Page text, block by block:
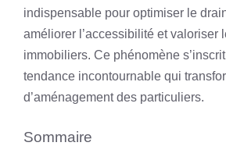
indispensable pour optimiser le
améliorer l’accessibilité et valoriser
immobiliers. Ce phénomène
tendance incontournable qui
d’aménagement des particuliers.
Sommaire